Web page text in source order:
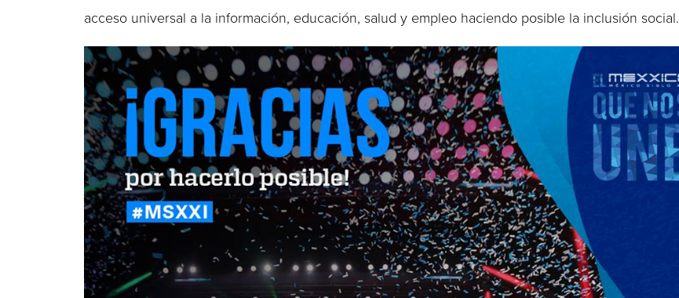
acceso universal a la información, educación, salud y empleo haciendo posible la inclusión social.